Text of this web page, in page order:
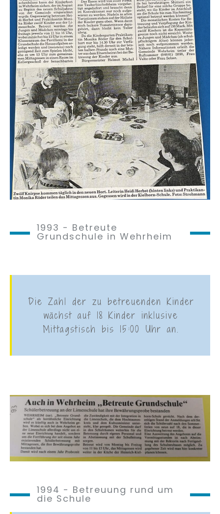
1993 - Betreute
Grundschule in Wehrheim
Die Zahl der zu betreuenden Kinder
wächst auf 18 Kinder inklusive
Mittagstisch bis 15:00 Uhr an.
1994 - Betreuung rund um
die Schule